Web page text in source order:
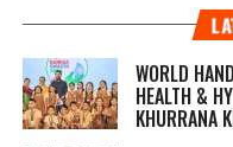
WORLD
HEALTH &
KHURRANA